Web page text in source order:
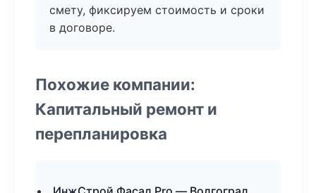
смету, фиксируем стоимость и сроки
в договоре.
Похожие компании:
Капитальный ремонт и
перепланировка